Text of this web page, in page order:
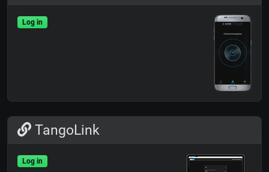
Log in
TangoLink
Log in